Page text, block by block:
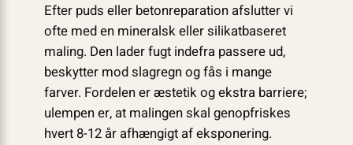
Efter puds eller betonreparation afslutter vi
ofte med en mineralsk eller silikatbaseret
maling. Den lader fugt indefra passere ud,
beskytter mod slagregn og fås i mange
farver. Fordelen er æstetik og ekstra barriere;
ulempen er, at malingen skal genopfriskes
hvert 8-12 år afhængigt af eksponering.